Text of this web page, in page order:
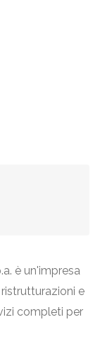
è un'impresa
e
completi per